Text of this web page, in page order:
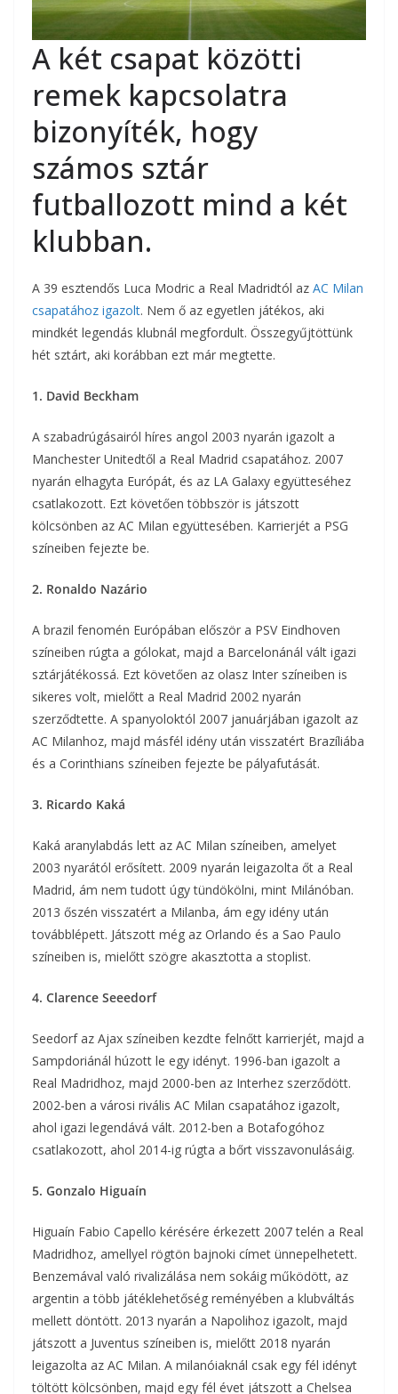
A két csapat közötti
remek kapcsolatra
bizonyíték, hogy
számos sztár
futballozott mind a két
klubban.
A 39 esztendős Luca Modric a Real Madridtól az AC Milan
csapatához igazolt. Nem ő az egyetlen játékos, aki
mindkét legendás klubnál megfordult. Összegyűjtöttünk
hét sztárt, aki korábban ezt már megtette.
1. David Beckham
A szabadrúgásairól híres angol 2003 nyarán igazolt a
Manchester Unitedtől a Real Madrid csapatához. 2007
nyarán elhagyta Európát, és az LA Galaxy együtteséhez
csatlakozott. Ezt követően többször is játszott
kölcsönben az AC Milan együttesében. Karrierjét a PSG
színeiben fejezte be.
2. Ronaldo Nazário
A brazil fenomén Európában először a PSV Eindhoven
színeiben rúgta a gólokat, majd a Barcelonánál vált igazi
sztárjátékossá. Ezt követően az olasz Inter színeiben is
sikeres volt, mielőtt a Real Madrid 2002 nyarán
szerződtette. A spanyoloktól 2007 januárjában igazolt az
AC Milanhoz, majd másfél idény után visszatért Brazíliába
és a Corinthians színeiben fejezte be pályafutását.
3. Ricardo Kaká
Kaká aranylabdás lett az AC Milan színeiben, amelyet
2003 nyarától erősített. 2009 nyarán leigazolta őt a Real
Madrid, ám nem tudott úgy tündökölni, mint Milánóban.
2013 őszén visszatért a Milanba, ám egy idény után
továbblépett. Játszott még az Orlando és a Sao Paulo
színeiben is, mielőtt szögre akasztotta a stoplist.
4. Clarence Seeedorf
Seedorf az Ajax színeiben kezdte felnőtt karrierjét, majd a
Sampdoriánál húzott le egy idényt. 1996-ban igazolt a
Real Madridhoz, majd 2000-ben az Interhez szerződött.
2002-ben a városi rivális AC Milan csapatához igazolt,
ahol igazi legendává vált. 2012-ben a Botafogóhoz
csatlakozott, ahol 2014-ig rúgta a bőrt visszavonulásáig.
5. Gonzalo Higuaín
Higuaín Fabio Capello kérésére érkezett 2007 telén a Real
Madridhoz, amellyel rögtön bajnoki címet ünnepelhetett.
Benzemával való rivalizálása nem sokáig működött, az
argentin a több játéklehetőség reményében a klubváltás
mellett döntött. 2013 nyarán a Napolihoz igazolt, majd
játszott a Juventus színeiben is, mielőtt 2018 nyarán
leigazolta az AC Milan. A milanóiaknál csak egy fél idényt
töltött kölcsönben, majd egy fél évet játszott a Chelsea